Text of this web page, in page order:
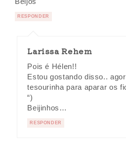
RESPONDER
Larissa Rehem
Pois é Hélen!!
Estou gostando disso..
tesourinha para aparar os
“)
Beijinhos…
RESPONDER